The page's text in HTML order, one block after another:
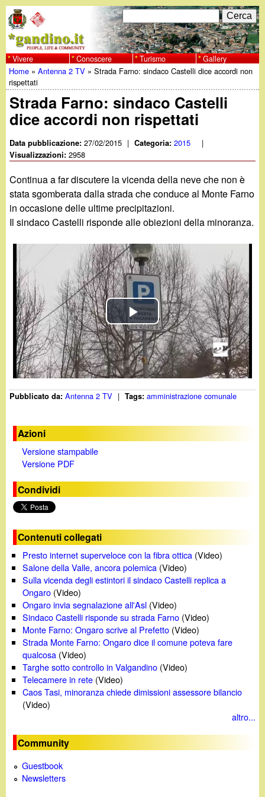
al
contenuto
principale
w
w
w
.
g
a
n
d
n
o
F
o
r
m
d
r
i
c
r
c
a
C
e
r
c
a
Vivere Conoscere Turismo Gallery
Tu
sei
qui
Home »Antenna 2 TV »Strada Farno: sindaco Castelli dice accordi non
rispettati
Strada Farno: sindaco Castelli
dice accordi non rispettati
Data pubblicazione:27/02/2015 | Categoria:2015 |
Visualizzazioni:2958
Continua a far discutere la vicenda della neve che non è
stata sgomberata dalla strada che conduce al Monte Farno
in occasione delle ultime precipitazioni.
Il sindaco Castelli risponde alle obiezioni della minoranza.
P
l
a
y
V
d
Pubblicato da:Antenna 2 TV | Tags:amministrazione comunale
Azioni
Versione stampabile
Versione PDF
Condividi
Contenuti collegati
Presto internet superveloce con la fibra ottica (Video)
Salone della Valle, ancora polemica (Video)
Sulla vicenda degli estintori il sindaco Castelli replica a
Ongaro (Video)
Ongaro invia segnalazione all'Asl (Video)
Sindaco Castelli risponde su strada Farno (Video)
Monte Farno: Ongaro scrive al Prefetto (Video)
Strada Monte Farno: Ongaro dice il comune poteva fare
qualcosa (Video)
Targhe sotto controllo in Valgandino (Video)
Telecamere in rete (Video)
Caos Tasi, minoranza chiede dimissioni assessore bilancio
(Video)
altro...
Community
Guestbook
Newsletters